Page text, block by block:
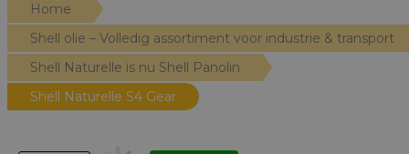
Home
Shell olie – Volledig assortiment voor industrie & transport
Shell Naturelle is nu Shell Panolin
Shell Naturelle S4 Gear